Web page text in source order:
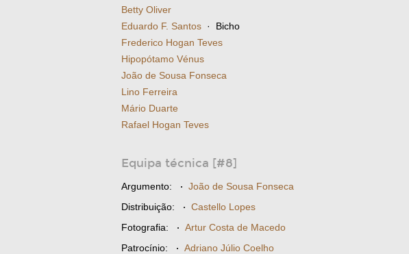
Betty Oliver
Eduardo F. Santos · Bicho
Frederico Hogan Teves
Hipopótamo Vénus
João de Sousa Fonseca
Lino Ferreira
Mário Duarte
Rafael Hogan Teves
Equipa técnica [#8]
Argumento: · João de Sousa Fonseca
Distribuição: · Castello Lopes
Fotografia: · Artur Costa de Macedo
Patrocínio: · Adriano Júlio Coelho